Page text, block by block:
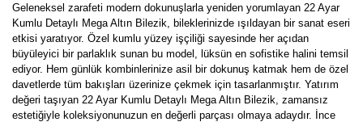
Geleneksel zarafeti modern dokunuşlarla yeniden yorumlayan 22 Ayar
Kumlu Detaylı Mega Altın Bilezik, bileklerinizde ışıldayan bir sanat eseri
etkisi yaratıyor. Özel kumlu yüzey işçiliği sayesinde her açıdan
büyüleyici bir parlaklık sunan bu model, lüksün en sofistike halini temsil
ediyor. Hem günlük kombinlerinize asil bir dokunuş katmak hem de özel
davetlerde tüm bakışları üzerinize çekmek için tasarlanmıştır. Yatırım
değeri taşıyan 22 Ayar Kumlu Detaylı Mega Altın Bilezik, zamansız
estetiğiyle koleksiyonunuzun en değerli parçası olmaya adaydır. İnce